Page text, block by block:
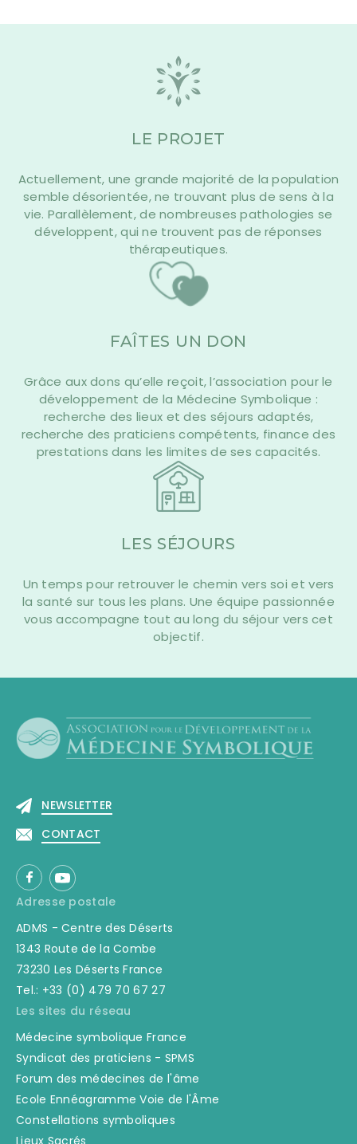
LE PROJET
Actuellement, une grande majorité de la population
semble désorientée, ne trouvant plus de sens à la
vie. Parallèlement, de nombreuses pathologies se
développent, qui ne trouvent pas de réponses
thérapeutiques.
FAÎTES UN DON
Grâce aux dons qu’elle reçoit, l’association pour le
développement de la Médecine Symbolique :
recherche des lieux et des séjours adaptés,
recherche des praticiens compétents, finance des
prestations dans les limites de ses capacités.
LES SÉJOURS
Un temps pour retrouver le chemin vers soi et vers
la santé sur tous les plans. Une équipe passionnée
vous accompagne tout au long du séjour vers cet
objectif.
NEWSLETTER
CONTACT
Adresse postale
ADMS - Centre des Déserts
1343 Route de la Combe
73230 Les Déserts France
Tel.: +33 (0) 479 70 67 27
Les sites du réseau
Médecine symbolique France
Syndicat des praticiens - SPMS
Forum des médecines de l'âme
Ecole Ennéagramme Voie de l'Âme
Constellations symboliques
Lieux Sacrés